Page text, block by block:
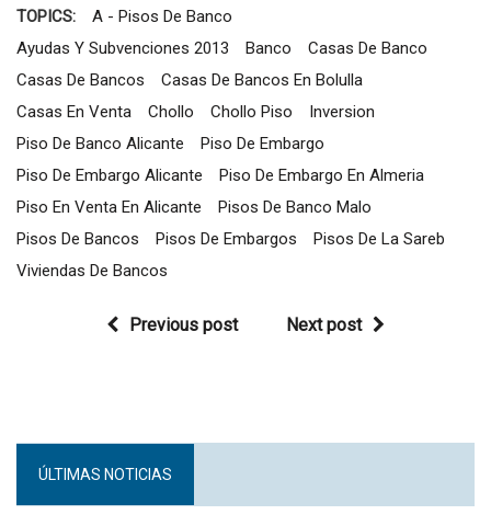
TOPICS:
A - Pisos De Banco
Ayudas Y Subvenciones 2013
Banco
Casas De Banco
Casas De Bancos
Casas De Bancos En Bolulla
Casas En Venta
Chollo Chollo Piso
Inversion
Piso De Banco Alicante
Piso De Embargo
Piso De Embargo Alicante
Piso De Embargo En Almeria
Piso En Venta En Alicante
Pisos De Banco Malo
Pisos De Bancos
Pisos De Embargos
Pisos De La Sareb
Viviendas De Bancos
Previous post Next post
ÚLTIMAS NOTICIAS